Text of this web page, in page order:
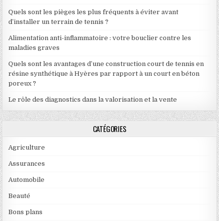
Quels sont les pièges les plus fréquents à éviter avant
d’installer un terrain de tennis ?
Alimentation anti-inflammatoire : votre bouclier contre les
maladies graves
Quels sont les avantages d’une construction court de tennis en
résine synthétique à Hyères par rapport à un court en béton
poreux ?
Le rôle des diagnostics dans la valorisation et la vente
CATÉGORIES
Agriculture
Assurances
Automobile
Beauté
Bons plans